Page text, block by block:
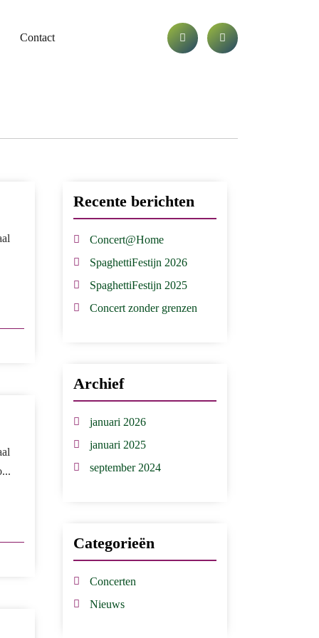
Contact
Recente berichten
Concert@Home
SpaghettiFestijn 2026
SpaghettiFestijn 2025
Concert zonder grenzen
Archief
januari 2026
januari 2025
september 2024
Categorieën
Concerten
Nieuws